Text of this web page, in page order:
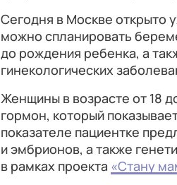
Сегодня в Москве открыто
можно спланировать
до рождения ребенка, а
гинекологических
Женщины в возрасте от 18
гормон, который
показателе пациентке
и эмбрионов, а также
в рамках проекта «Стану